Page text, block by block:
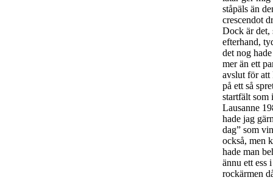
ståpäls än
crescendot
Dock är det,
efterhand,
det nog
mer än ett
avslut för att
på ett så
startfält som i
Lausanne
hade jag
dag” som
också, men
hade man
ännu ett ess i
rockärmen